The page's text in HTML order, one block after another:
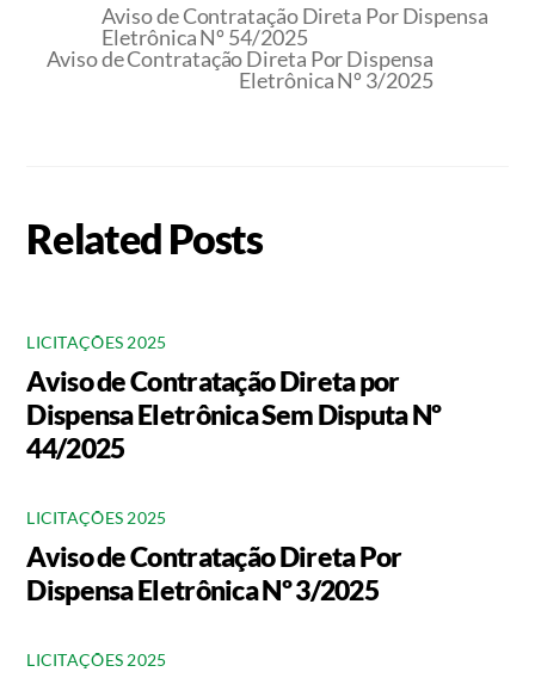
Aviso de Contratação Direta Por Dispensa
Eletrônica Nº 54/2025
Aviso de Contratação Direta Por Dispensa
Eletrônica Nº 3/2025
Related Posts
LICITAÇÕES 2025
Aviso de Contratação Direta por
Dispensa Eletrônica Sem Disputa Nº
44/2025
LICITAÇÕES 2025
Aviso de Contratação Direta Por
Dispensa Eletrônica Nº 3/2025
LICITAÇÕES 2025